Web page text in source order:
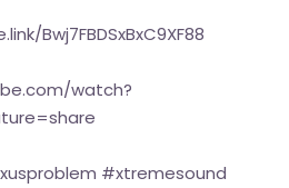
Bwj7FBDSxBxC9XF88
watch?
#xtremesound